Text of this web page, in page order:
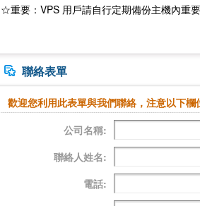
☆重要：VPS 用戶請自行定期備份主機內重
聯絡表單
歡迎您利用此表單與我們聯絡，注意以下欄
公司名稱:
聯絡人姓名:
電話: